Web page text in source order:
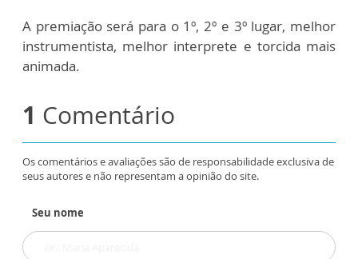
A premiação será para o 1º, 2º e 3º lugar, melhor
instrumentista, melhor interprete e torcida mais
animada.
1 Comentário
Os comentários e avaliações são de responsabilidade exclusiva de
seus autores e não representam a opinião do site.
Seu nome